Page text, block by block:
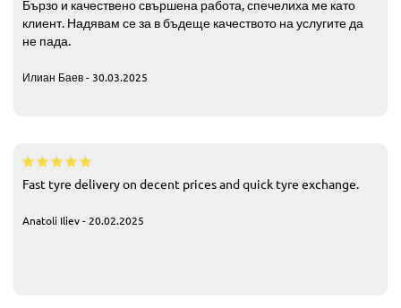
Бързо и качествено свършена работа, спечелиха ме като
клиент. Надявам се за в бъдеще качеството на услугите да
не пада.
Илиан Баев - 30.03.2025
Fast tyre delivery on decent prices and quick tyre exchange.
Anatoli Iliev - 20.02.2025